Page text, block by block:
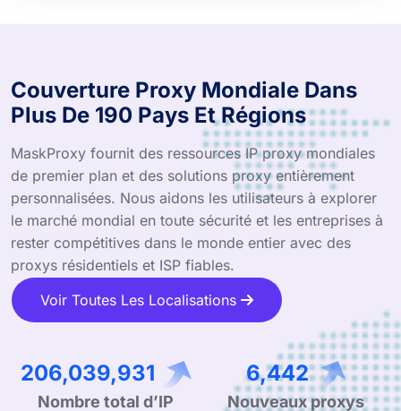
Couverture Proxy Mondiale Dans
Plus De 190 Pays Et Régions
MaskProxy fournit des ressources IP proxy mondiales
de premier plan et des solutions proxy entièrement
personnalisées. Nous aidons les utilisateurs à explorer
le marché mondial en toute sécurité et les entreprises à
rester compétitives dans le monde entier avec des
proxys résidentiels et ISP fiables.
Voir Toutes Les Localisations
336,981,196
Nombre total d’IP
10,537
Nouveaux proxys